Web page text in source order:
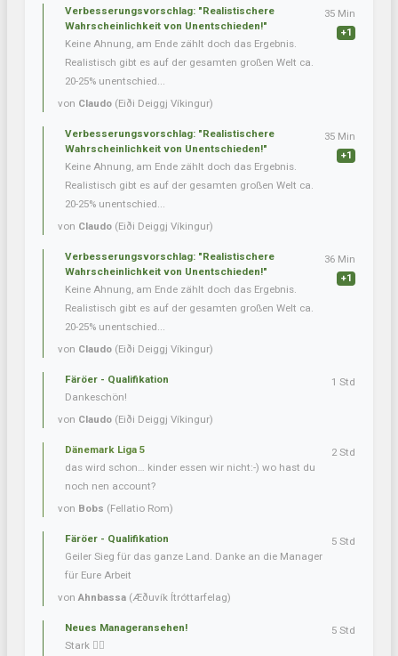
Verbesserungsvorschlag: "Realistischere
Wahrscheinlichkeit von Unentschieden!"
Keine Ahnung, am Ende zählt doch das Ergebnis.
Realistisch gibt es auf der gesamten großen Welt ca.
20-25% unentschied...
von Claudo (Eiði Deiggj Víkingur)
35 Min
+1
Verbesserungsvorschlag: "Realistischere
Wahrscheinlichkeit von Unentschieden!"
Keine Ahnung, am Ende zählt doch das Ergebnis.
Realistisch gibt es auf der gesamten großen Welt ca.
20-25% unentschied...
von Claudo (Eiði Deiggj Víkingur)
35 Min
+1
Verbesserungsvorschlag: "Realistischere
Wahrscheinlichkeit von Unentschieden!"
Keine Ahnung, am Ende zählt doch das Ergebnis.
Realistisch gibt es auf der gesamten großen Welt ca.
20-25% unentschied...
von Claudo (Eiði Deiggj Víkingur)
36 Min
+1
Färöer - Qualifikation
Dankeschön!
von Claudo (Eiði Deiggj Víkingur)
1 Std
Dänemark Liga 5
das wird schon… kinder essen wir nicht:-) wo hast du
noch nen account?
von Bobs (Fellatio Rom)
2 Std
Färöer - Qualifikation
Geiler Sieg für das ganze Land. Danke an die Manager
für Eure Arbeit
vonAhnbassa (Æðuvík Ítróttarfelag)
5 Std
Neues Manageransehen!
Stark 👍🏼
5 Std